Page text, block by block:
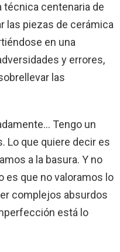
técnica centenaria de
las piezas de cerámica
en una
y errores,
las
Tengo un
Lo que quiere decir es
a la basura. Y no
es que no valoramos lo
complejos absurdos
está lo